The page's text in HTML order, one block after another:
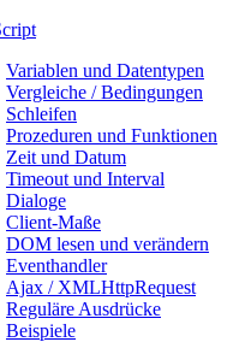
Variablen und Datentypen
Vergleiche / Bedingungen
Schleifen
Prozeduren und Funktionen
Zeit und Datum
Timeout und Interval
Dialoge
Client-Maße
DOM lesen und verändern
Eventhandler
Ajax / XMLHttpRequest
Reguläre Ausdrücke
Beispiele